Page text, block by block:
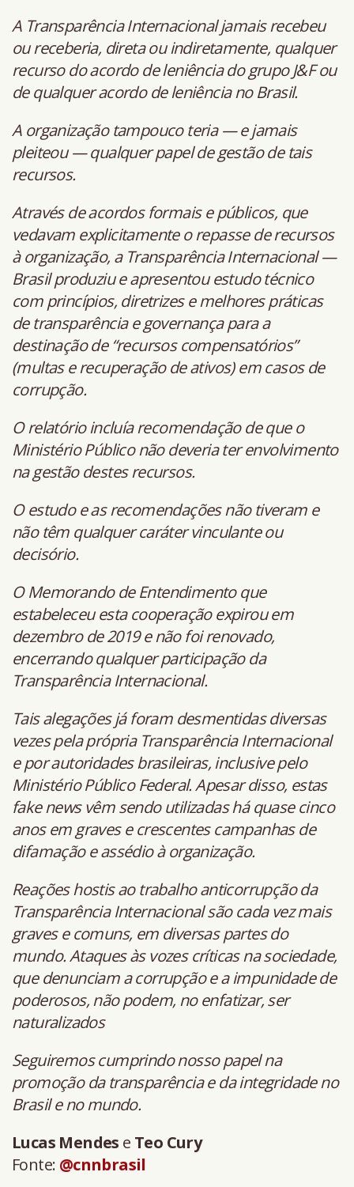
A Transparência Internacional jamais recebeu
ou receberia, direta ou indiretamente, qualquer
recurso do acordo de leniência do grupo J&F ou
de qualquer acordo de leniência no Brasil.
A organização tampouco teria — e jamais
pleiteou — qualquer papel de gestão de tais
recursos.
Através de acordos formais e públicos, que
vedavam explicitamente o repasse de recursos
à organização, a Transparência Internacional —
Brasil produziu e apresentou estudo técnico
com princípios, diretrizes e melhores práticas
de transparência e governança para a
destinação de “recursos compensatórios”
(multas e recuperação de ativos) em casos de
corrupção.
O relatório incluía recomendação de que o
Ministério Público não deveria ter envolvimento
na gestão destes recursos.
O estudo e as recomendações não tiveram e
não têm qualquer caráter vinculante ou
decisório.
O Memorando de Entendimento que
estabeleceu esta cooperação expirou em
dezembro de 2019 e não foi renovado,
encerrando qualquer participação da
Transparência Internacional.
Tais alegações já foram desmentidas diversas
vezes pela própria Transparência Internacional
e por autoridades brasileiras, inclusive pelo
Ministério Público Federal. Apesar disso, estas
fake news vêm sendo utilizadas há quase cinco
anos em graves e crescentes campanhas de
difamação e assédio à organização.
Reações hostis ao trabalho anticorrupção da
Transparência Internacional são cada vez mais
graves e comuns, em diversas partes do
mundo. Ataques às vozes críticas na sociedade,
que denunciam a corrupção e a impunidade de
poderosos, não podem, no enfatizar, ser
naturalizados
Seguiremos cumprindo nosso papel na
promoção da transparência e da integridade no
Brasil e no mundo.
Lucas Mendes e Teo Cury
Fonte: @cnnbrasil